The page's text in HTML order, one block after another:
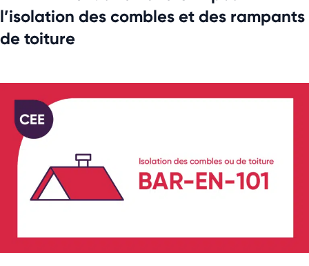
l’isolation des combles et des rampants
de toiture